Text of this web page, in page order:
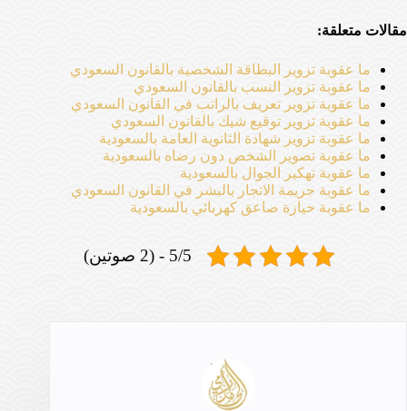
مقالات متعلقة:
ما عقوبة تزوير البطاقة الشخصية بالقانون السعودي
ما عقوبة تزوير النسب بالقانون السعودي
ما عقوبة تزوير تعريف بالراتب في القانون السعودي
ما عقوبة تزوير توقيع شيك بالقانون السعودي
ما عقوبة تزوير شهادة الثانوية العامة بالسعودية
ما عقوبة تصوير الشخص دون رضاه بالسعودية
ما عقوبة تهكير الجوال بالسعودية
ما عقوبة جريمة الاتجار بالبشر في القانون السعودي
ما عقوبة حيازة صاعق كهربائي بالسعودية
5/5 - (2 صوتين)